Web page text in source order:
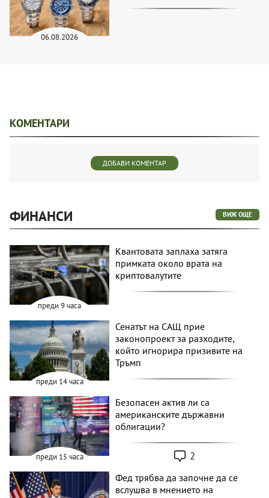
06.08.2026
КОМЕНТАРИ
ДОБАВИ КОМЕНТАР
ФИНАНСИ ВИЖ ОЩЕ
преди 9 часа
Квантовата заплаха затяга
примката около врата на
криптовалутите
преди 14 часа
Сенатът на САЩ прие
законопроект за разходите,
който игнорира призивите на
Тръмп
преди 15 часа
Безопасен актив ли са
американските държавни
облигации?
2
Фед трябва да започне да се
вслушва в мнението на